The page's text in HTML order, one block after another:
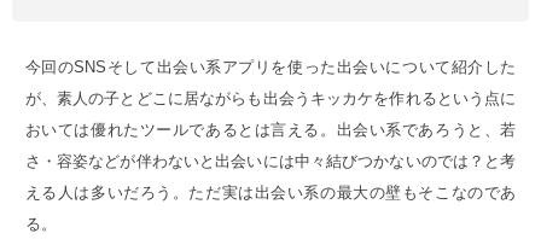
今回のSNSそして出会い系アプリを使った出会いについて紹介した
が、素人の子とどこに居ながらも出会うキッカケを作れるという点に
おいては優れたツールであるとは言える。出会い系であろうと、若
さ・容姿などが伴わないと出会いには中々結びつかないのでは？と考
える人は多いだろう。ただ実は出会い系の最大の壁もそこなのであ
る。